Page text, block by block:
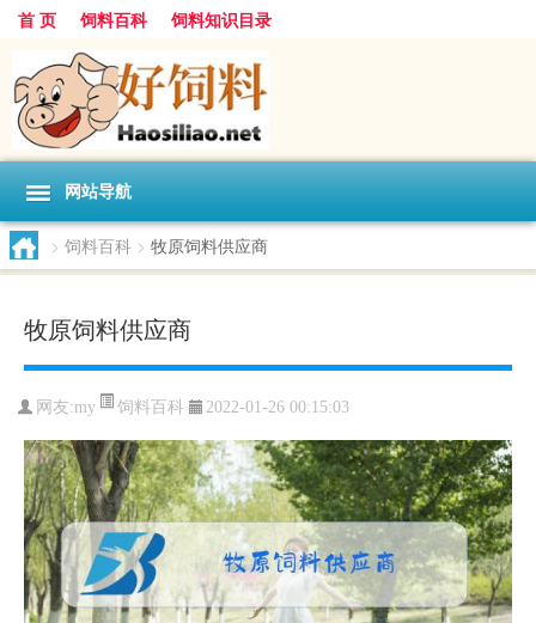
首 页 饲料百科 饲料知识目录
网站导航
> 饲料百科 > 牧原饲料供应商
牧原饲料供应商
网友:my 饲料百科 2022-01-26 00:15:03